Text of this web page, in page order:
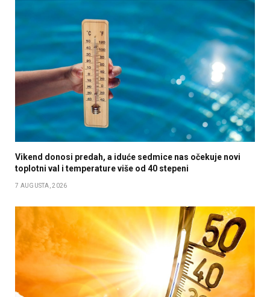
Vikend donosi predah, a iduće sedmice nas očekuje novi
toplotni val i temperature više od 40 stepeni
7 AUGUSTA, 2026